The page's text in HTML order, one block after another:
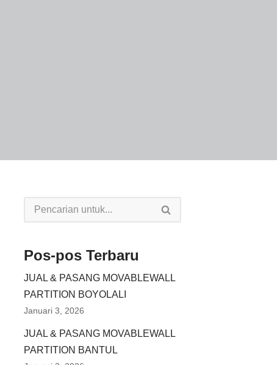
Pos-pos Terbaru
JUAL & PASANG MOVABLEWALL
PARTITION BOYOLALI
Januari 3, 2026
JUAL & PASANG MOVABLEWALL
PARTITION BANTUL